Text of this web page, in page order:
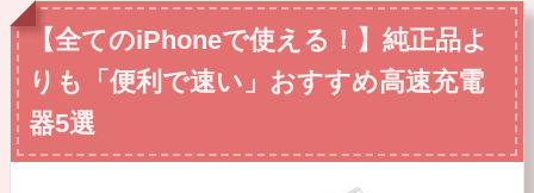
【全てのiPhoneで使える！】純正品よ
りも「便利で速い」おすすめ高速充電
器5選